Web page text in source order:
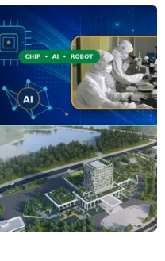
hành Trung ương Đảng
ương Đảng, Quốc tang
ra trong 2 ngày (25/7 và
cộng treo cờ rủ, không
giải trí công cộng.